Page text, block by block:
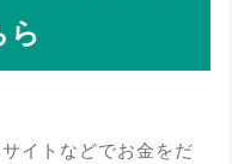
イトなどでお金をだ